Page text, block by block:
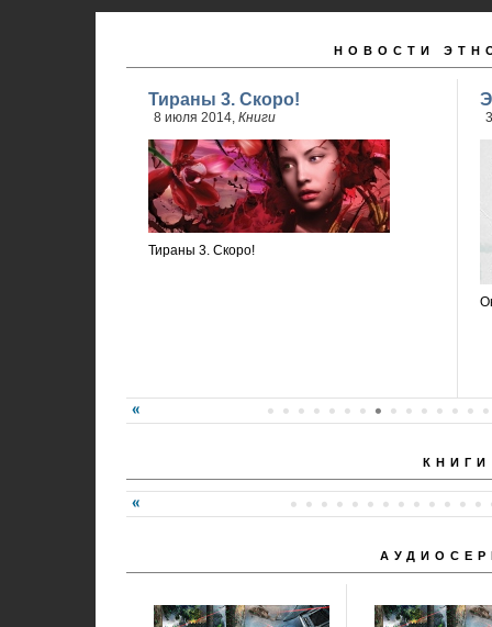
НОВОСТИ
Тираны 3. Скоро!
8 июля 2014, Книги
Тираны 3. Скоро!
КНИГИ